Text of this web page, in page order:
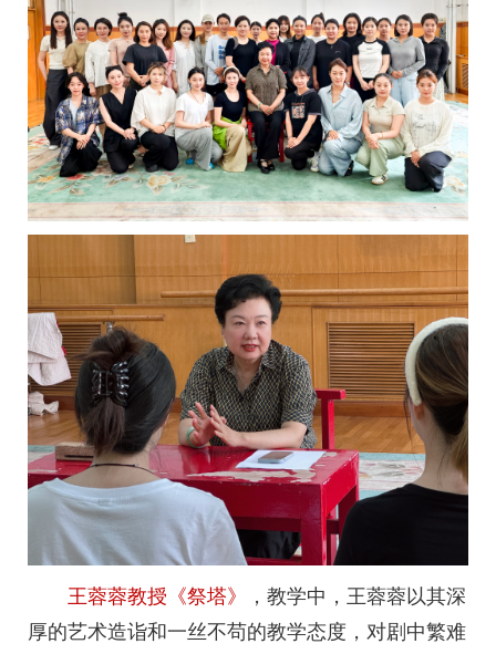
王蓉蓉教授《祭塔》
，教学中，王蓉蓉以其深
厚的艺术造诣和一丝不苟的教学态度，对剧中繁难